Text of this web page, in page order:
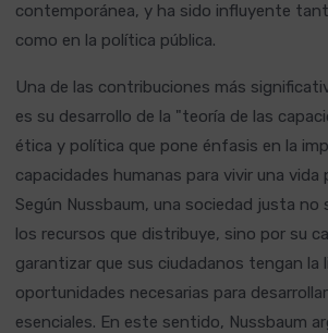
contemporánea, y ha sido influyente
como en la política pública.
Una de las contribuciones más
es su desarrollo de la "teoría de las
ética y política que pone énfasis en la
capacidades humanas para vivir una vida
Según Nussbaum, una sociedad justa no
los recursos que distribuye, sino por su
garantizar que sus ciudadanos tengan la
oportunidades necesarias para
esenciales. En este sentido, Nussbaum